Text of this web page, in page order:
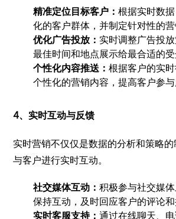
精准定位目标客户：根据实时数
化的客户群体，并制定针对性的营
优化广告投放： 实时调整广告投
最佳时间和地点展示给最合适的受
个性化内容推送：根据客户的实
个性化的营销内容，提高客户参与
4、实时互动与反馈
实时营销不仅仅是数据的分析和策略
与客户进行实时互动。
社交媒体互动：积极参与社交媒
保持互动，及时回应客户的评论和
实时客服支持：通过在线聊天、